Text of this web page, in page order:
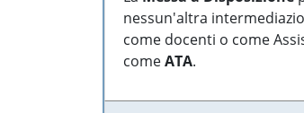
nessun'altra
come docenti o come
comeATA.